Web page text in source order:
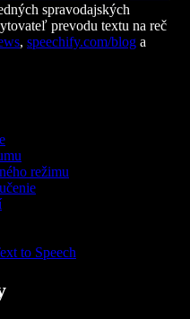
spravodajských
prevodu textu na reč
, speechify.com/blog a
režimu
to Speech